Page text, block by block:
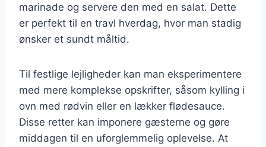
marinade og servere den med en salat. Dette
er perfekt til en travl hverdag, hvor man stadig
ønsker et sundt måltid.
Til festlige lejligheder kan man eksperimentere
med mere komplekse opskrifter, såsom kylling i
ovn med rødvin eller en lækker flødesauce.
Disse retter kan imponere gæsterne og gøre
middagen til en uforglemmelig oplevelse. At